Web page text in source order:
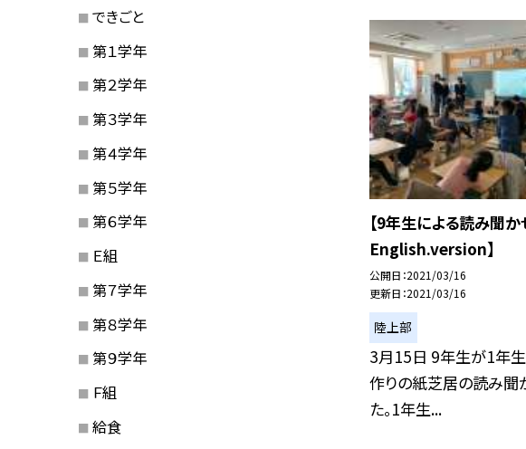
【9年生による読み聞
English.version】
公開日 2021/03/16
更新日 2021/03/16
陸上部
3月15日 9年生が1年生
作りの紙芝居の読み聞
た。1年生...
できごと
第１学年
第２学年
第３学年
第４学年
第５学年
第６学年
Ｅ組
第７学年
第８学年
第９学年
Ｆ組
給食